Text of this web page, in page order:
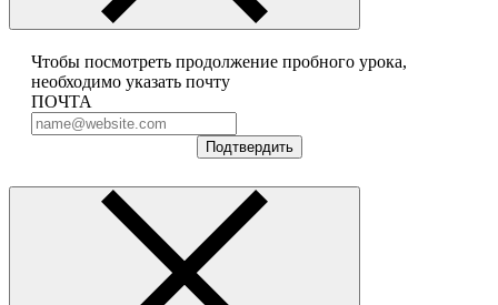
Чтобы посмотреть продолжение пробного урока,
необходимо указать почту
ПОЧТА
Подтвердить